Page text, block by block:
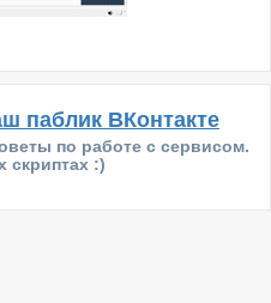
паблик ВКонтакте
по работе с сервисом.
скриптах :)